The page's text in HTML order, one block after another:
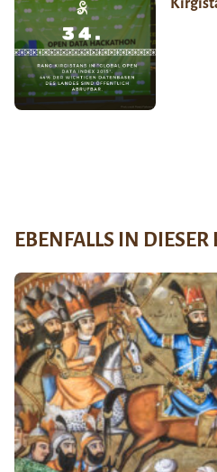
EBENFALLS IN DIESER